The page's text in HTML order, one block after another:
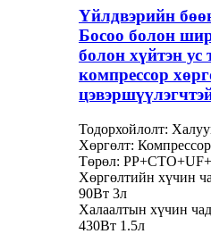
Үйлдвэрийн
Босоо болон
болон хүйтэн ус
компрессор
Тодорхойлолт:
Хөргөлт: Компрессор
Төрөл:
Хөргөлтийн хүчин
90Вт 3л
Халаалтын хүчин
430Вт 1.5л